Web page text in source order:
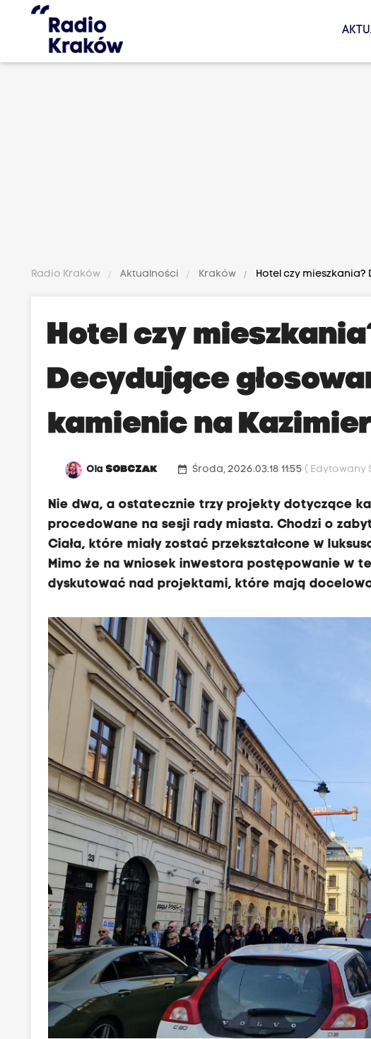
Radio Kraków Aktualności Kraków Hotel czy
Hotel czy
Decydujące
kamienic na
OlaSOBCZAK date_range Środa, 2026.03.18 11:55( Edytowany
Nie dwa, a ostatecznie trzy projekty dotyczące
procedowane na sesji rady miasta. Chodzi o
Ciała, które miały zostać przekształcone w
Mimo że na wniosek inwestora postępowanie w
dyskutować nad projektami, które mają